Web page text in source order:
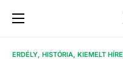
ERDÉLY HISTÓRIA KIEMELT